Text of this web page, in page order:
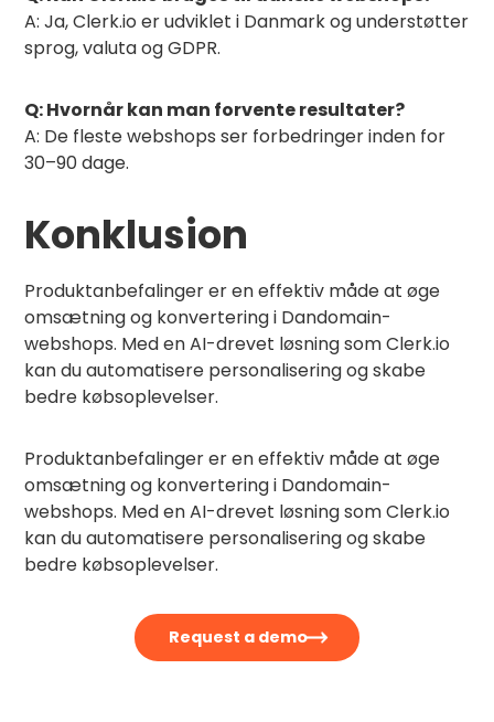
A: Ja, Clerk.io er udviklet i Danmark og understøtter
sprog, valuta og GDPR.
Q: Hvornår kan man forvente resultater?
A: De fleste webshops ser forbedringer inden for
30–90 dage.
Konklusion
Produktanbefalinger er en effektiv måde at øge
omsætning og konvertering i Dandomain-
webshops. Med en AI-drevet løsning som Clerk.io
kan du automatisere personalisering og skabe
bedre købsoplevelser.
Produktanbefalinger er en effektiv måde at øge
omsætning og konvertering i Dandomain-
webshops. Med en AI-drevet løsning som Clerk.io
kan du automatisere personalisering og skabe
bedre købsoplevelser.
Request a demo